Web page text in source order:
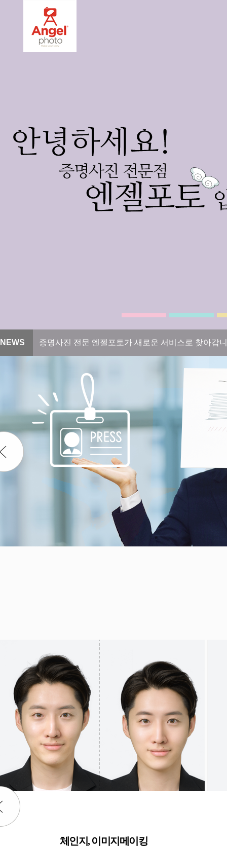
NEWS 증명사진 전문 엔젤포토가 새로운 서비스로 찾아갑
체인지, 이미지메이킹